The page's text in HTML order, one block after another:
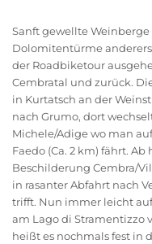
Sanft gewellte
Dolomitentürme
der Roadbiketour
Cembratal und zurück.
in Kurtatsch an der
nach Grumo, dort
Michele/Adige wo man
Faedo (Ca. 2 km) fährt.
Beschilderung Cembra/
in rasanter Abfahrt nach
trifft. Nun immer leicht
am Lago di Stramentizzo
heißt es nochmals fest in